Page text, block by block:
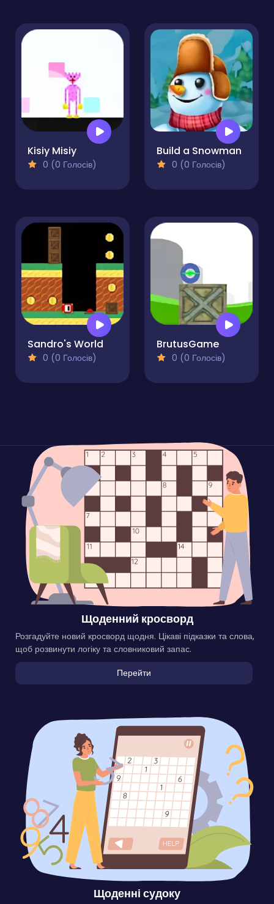
Kisiy Misiy
0 (0 Голосів)
Build a Snowman
0 (0 Голосів)
Sandro's World
0 (0 Голосів)
BrutusGame
0 (0 Голосів)
Щоденний кросворд
Розгадуйте новий кросворд щодня. Цікаві підказки та слова,
щоб розвинути логіку та словниковий запас.
Перейти
Щоденні судоку